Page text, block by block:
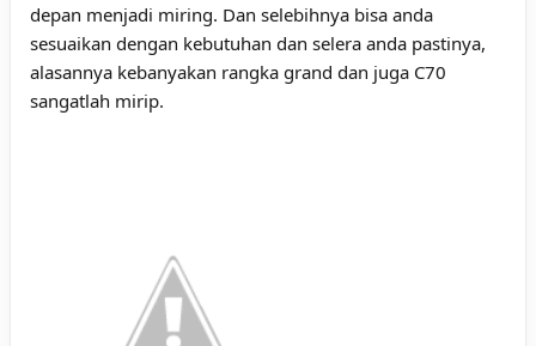
depan menjadi miring. Dan selebihnya bisa anda
sesuaikan dengan kebutuhan dan selera anda pastinya,
alasannya kebanyakan rangka grand dan juga C70
sangatlah mirip.